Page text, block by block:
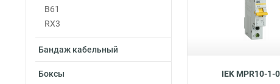
В61
RX3
Бандаж кабельный
Боксы IEK MPR10-1-